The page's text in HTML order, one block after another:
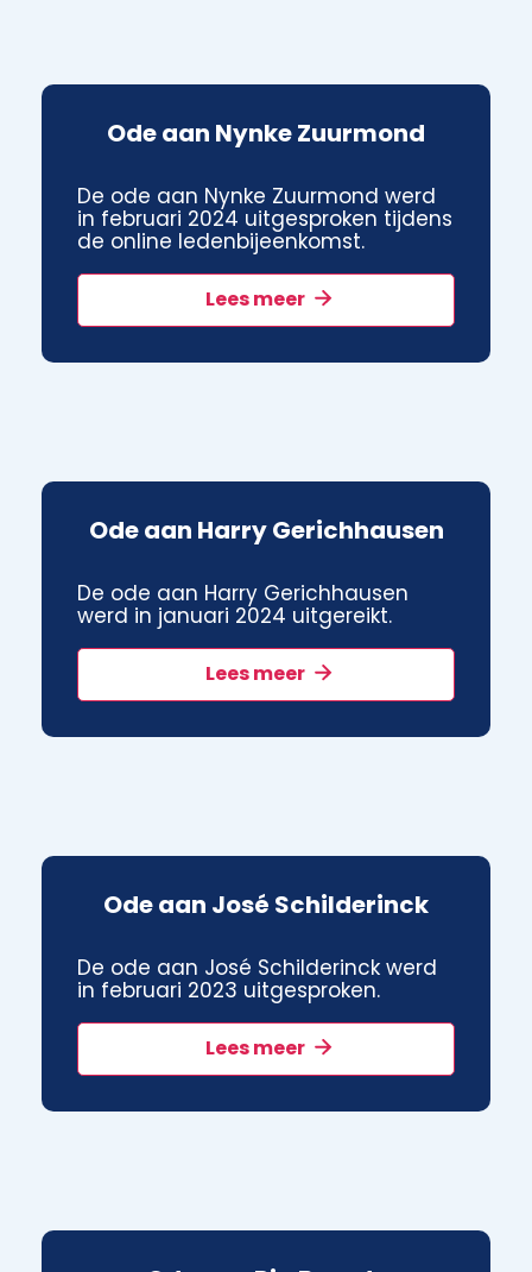
Ode aan Nynke Zuurmond
De ode aan Nynke Zuurmond werd
in februari 2024 uitgesproken tijdens
de online ledenbijeenkomst.
Lees meer
Ode aan Harry Gerichhausen
De ode aan Harry Gerichhausen
werd in januari 2024 uitgereikt.
Lees meer
Ode aan José Schilderinck
De ode aan José Schilderinck werd
in februari 2023 uitgesproken.
Lees meer